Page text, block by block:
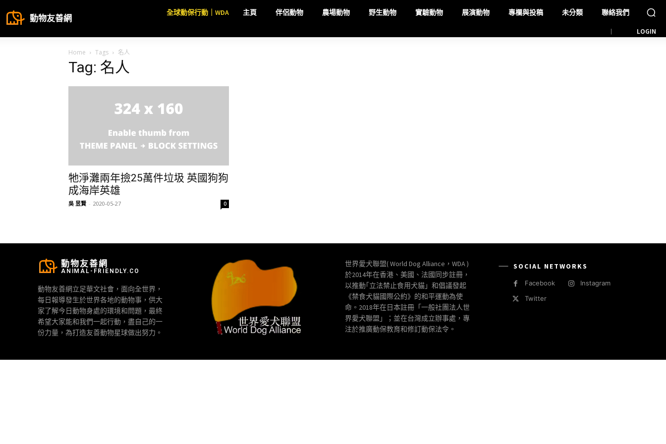
動物友善網
全球動保行動｜WDA 主頁 伴侶動物 農場動物 野生動物 實驗動物 展演動物 專欄與投稿 未分類 聯絡我們
LOGIN
Home Tags 名人
Tag: 名人
牠淨灘兩年撿25萬件垃圾 英國狗狗
成海岸英雄
吳 昱賢 - 2020-05-27 0
動物友善網
ANIMAL-FRIENDLY.CO
動物友善網立足華文社會，面向全世界，
每日報導發生於世界各地的動物事，供大
家了解今日動物身處的環境和問題，最終
希望大家能和我們一起行動，盡自己的一
份力量，為打造友善動物星球做出努力。
世界愛犬聯盟( World Dog Alliance，WDA )
於2014年在香港、美國、法國同步註冊，
以推動｢立法禁止食用犬貓」和倡議發起
《禁食犬貓國際公約》的和平運動為使
命。2018年在日本註冊「一般社團法人世
界愛犬聯盟」；並在台灣成立辦事處，專
注於推廣動保教育和修訂動保法令。
SOCIAL NETWORKS
Facebook
Instagram
Twitter